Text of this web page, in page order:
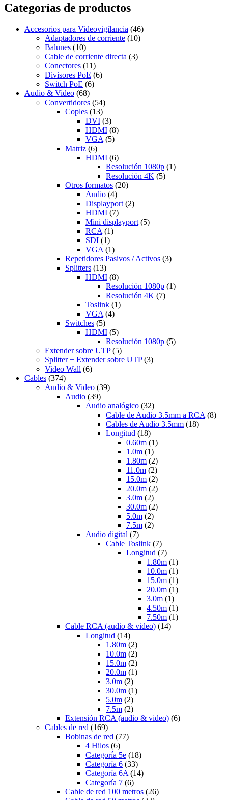
Categorías de productos
Accesorios para Videovigilancia (46)
Adaptadores de corriente (10)
Balunes (10)
Cable de corriente directa (3)
Conectores (11)
Divisores PoE (6)
Switch PoE (6)
Audio & Video (68)
Convertidores (54)
Coples (13)
DVI (3)
HDMI (8)
VGA (5)
Matriz (6)
HDMI (6)
Resolución 1080p (1)
Resolución 4K (5)
Otros formatos (20)
Audio (4)
Displayport (2)
HDMI (7)
Mini displayport (5)
RCA (1)
SDI (1)
VGA (1)
Repetidores Pasivos / Activos (3)
Splitters (13)
HDMI (8)
Resolución 1080p (1)
Resolución 4K (7)
Toslink (1)
VGA (4)
Switches (5)
HDMI (5)
Resolución 1080p (5)
Extender sobre UTP (5)
Splitter + Extender sobre UTP (3)
Video Wall (6)
Cables (374)
Audio & Video (39)
Audio (39)
Audio analógico (32)
Cable de Audio 3.5mm a RCA (8)
Cables de Audio 3.5mm (18)
Longitud (18)
0.60m (1)
1.0m (1)
1.80m (2)
11.0m (2)
15.0m (2)
20.0m (2)
3.0m (2)
30.0m (2)
5.0m (2)
7.5m (2)
Audio digital (7)
Cable Toslink (7)
Longitud (7)
1.80m (1)
10.0m (1)
15.0m (1)
20.0m (1)
3.0m (1)
4.50m (1)
7.50m (1)
Cable RCA (audio & video) (14)
Longitud (14)
1.80m (2)
10.0m (2)
15.0m (2)
20.0m (1)
3.0m (2)
30.0m (1)
5.0m (2)
7.5m (2)
Extensión RCA (audio & video) (6)
Cables de red (169)
Bobinas de red (77)
4 Hilos (6)
Categoría 5e (18)
Categoría 6 (33)
Categoría 6A (14)
Categoría 7 (6)
Cable de red 100 metros (26)